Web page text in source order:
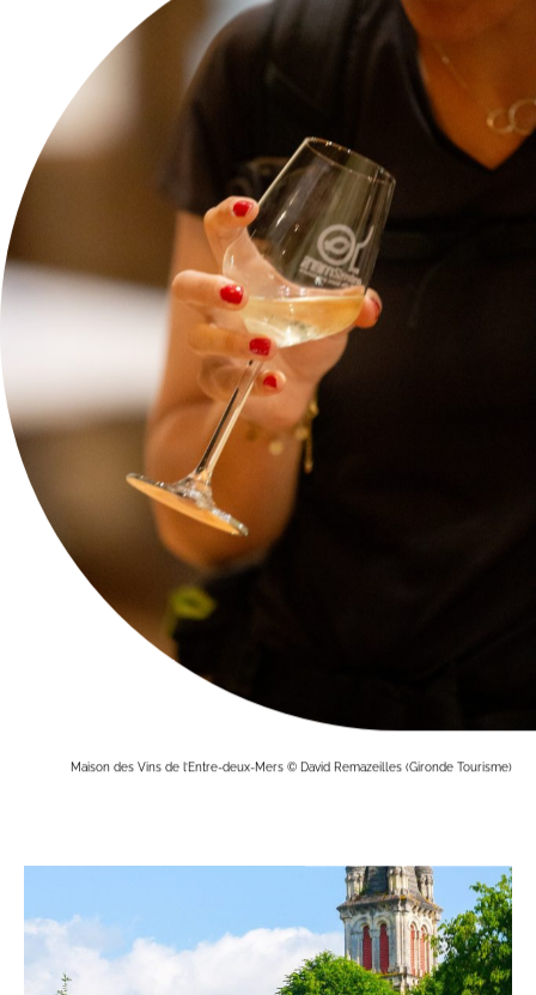
Maison des Vins de l’Entre-deux-Mers © David Remazeilles (Gironde Tourisme)